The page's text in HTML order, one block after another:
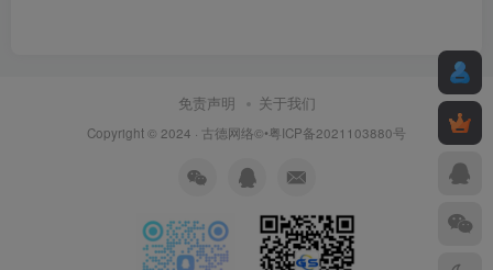
免责声明 关于我们
Copyright © 2024 · 古德网络©•粤ICP备2021103880号